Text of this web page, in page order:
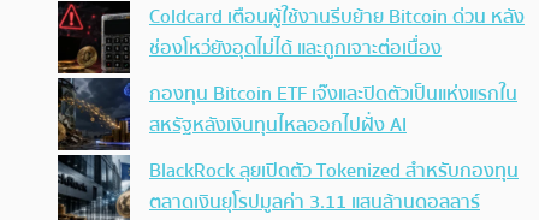
Coldcard เตือนผู้ใช้งานรีบย้าย Bitcoin ด่วน หลัง
ช่องโหว่ยังอุดไม่ได้ และถูกเจาะต่อเนื่อง
กองทุน Bitcoin ETF เจ๊งและปิดตัวเป็นแห่งแรกใน
สหรัฐหลังเงินทุนไหลออกไปฝั่ง AI
BlackRock ลุยเปิดตัว Tokenized สำหรับกองทุน
ตลาดเงินยุโรปมูลค่า 3.11 แสนล้านดอลลาร์